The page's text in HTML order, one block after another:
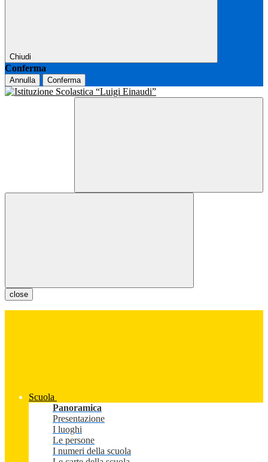
Chiudi
Conferma
Annulla Conferma
close
Scuola
Panoramica
Presentazione
I luoghi
Le persone
I numeri della scuola